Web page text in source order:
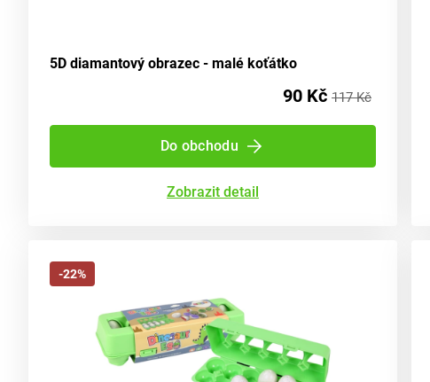
5D diamantový obrazec - malé koťátko
90 Kč 117 Kč
Do obchodu
Zobrazit detail
-22%